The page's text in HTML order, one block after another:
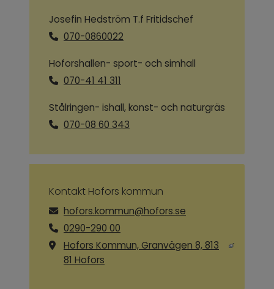
Josefin Hedström T.f Fritidschef
070-0860022
Hoforshallen- sport- och simhall
070-41 41 311
Stålringen- ishall, konst- och naturgräs
070-08 60 343
Kontakt Hofors kommun
hofors.kommun@hofors.se
0290-290 00
Hofors Kommun, Granvägen 8, 813
81 Hofors